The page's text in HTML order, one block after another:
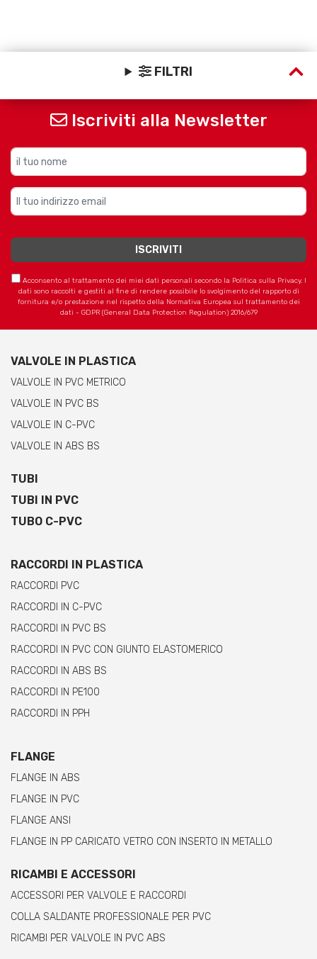
FILTRI
Iscriviti alla Newsletter
Acconsento al trattamento dei miei dati personali secondo la Politica sulla Privacy. I
dati sono raccolti e gestiti al fine di rendere possibile lo svolgimento del rapporto di
fornitura e/o prestazione nel rispetto della Normativa Europea sul trattamento dei
dati - GDPR (General Data Protection Regulation) 2016/679
VALVOLE IN PLASTICA
VALVOLE IN PVC METRICO
VALVOLE IN PVC BS
VALVOLE IN C-PVC
VALVOLE IN ABS BS
TUBI
TUBI IN PVC
TUBO C-PVC
RACCORDI IN PLASTICA
RACCORDI PVC
RACCORDI IN C-PVC
RACCORDI IN PVC BS
RACCORDI IN PVC CON GIUNTO ELASTOMERICO
RACCORDI IN ABS BS
RACCORDI IN PE100
RACCORDI IN PPH
FLANGE
FLANGE IN ABS
FLANGE IN PVC
FLANGE ANSI
FLANGE IN PP CARICATO VETRO CON INSERTO IN METALLO
RICAMBI E ACCESSORI
ACCESSORI PER VALVOLE E RACCORDI
COLLA SALDANTE PROFESSIONALE PER PVC
RICAMBI PER VALVOLE IN PVC ABS